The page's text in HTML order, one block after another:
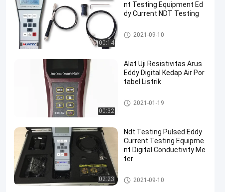
00:14
nt Testing Equipment Ed
dy Current NDT Testing
Peralatan Pengujian Arus Edd
y
2021-09-10
00:32
Alat Uji Resistivitas Arus
Eddy Digital Kedap Air Por
tabel Listrik
Peralatan Pengujian Arus Edd
y
2021-01-19
02:23
Ndt Testing Pulsed Eddy
Current Testing Equipme
nt Digital Conductivity Me
ter
Peralatan Pengujian Arus Edd
y
2021-09-10